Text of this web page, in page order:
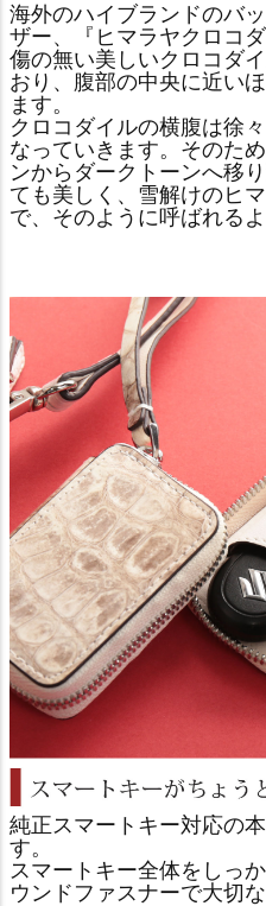
海外のハイブランドのバ
ザー、『ヒマラヤクロコダ
傷の無い美しいクロコダ
おり、腹部の中央に近い
ます。
クロコダイルの横腹は徐
なっていきます。そのた
ンからダークトーンへ移
ても美しく、雪解けのヒ
で、そのように呼ばれる
純正スマートキー対応の
す。
スマートキー全体をしっ
ウンドファスナーで大切